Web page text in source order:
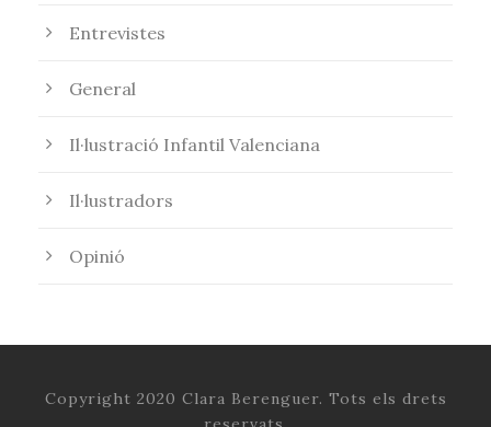
Entrevistes
General
Il·lustració Infantil Valenciana
Il·lustradors
Opinió
Copyright 2020 Clara Berenguer. Tots els drets